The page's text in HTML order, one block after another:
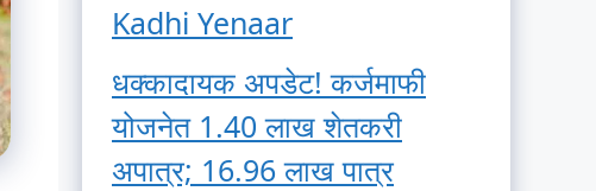
Kadhi Yenaar
धक्कादायक अपडेट! कर्जमाफी
योजनेत 1.40 लाख शेतकरी
अपात्र; 16.96 लाख पात्र